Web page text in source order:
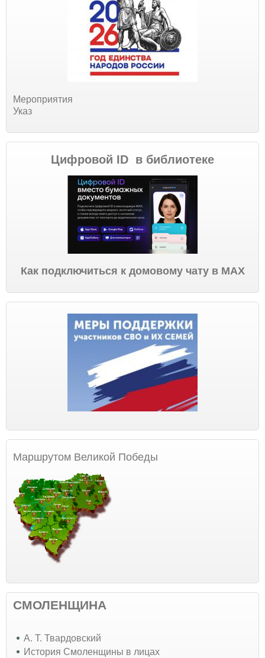
Мероприятия
Указ
Цифровой ID в библиотеке
Как подключиться к домовому чату в МАХ
Маршрутом Великой Победы
СМОЛЕНЩИНА
А. Т. Твардовский
История Смоленщины в лицах